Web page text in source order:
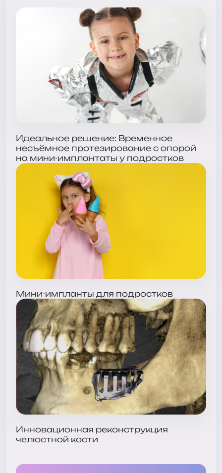
Идеальное решение: Временное
несъёмное протезирование с опорой
на мини-имплантаты у подростков
Мини-импланты для подростков
Инновационная реконструкция
челюстной кости